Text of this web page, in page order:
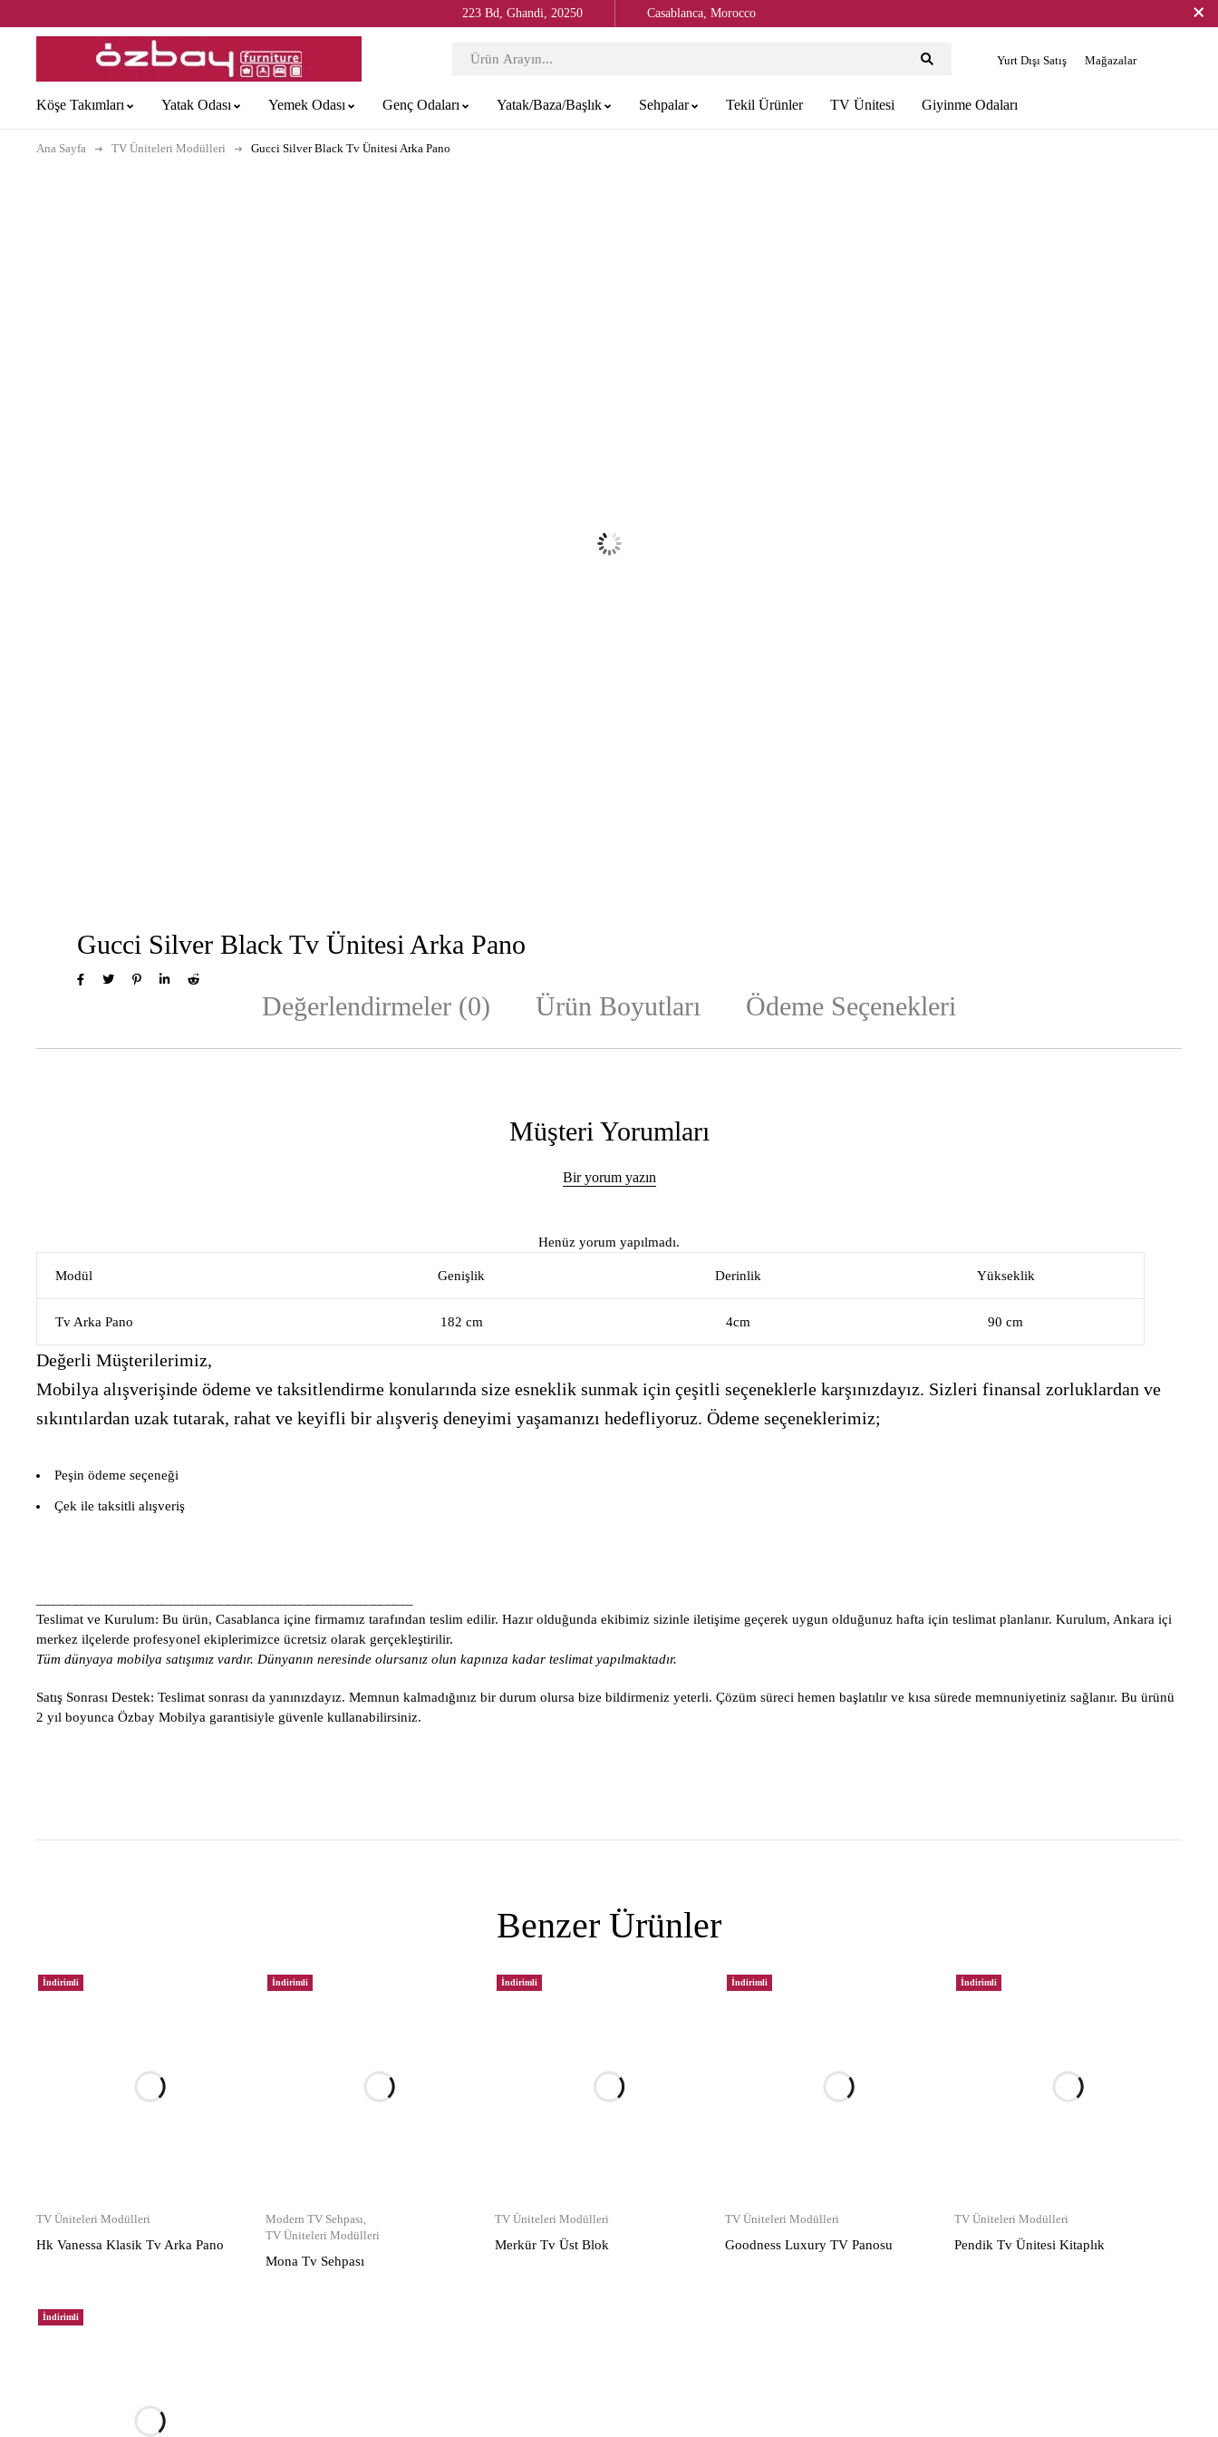
223 Bd, Ghandi, 20250 Casablanca, Morocco
Yurt Dışı Satış Mağazalar
Köşe Takımları Yatak Odası Yemek Odası Genç Odaları Yatak/Baza/Başlık Sehpalar Tekil Ürünler TV Ünitesi Giyinme Odaları
Ana Sayfa TV Üniteleri Modülleri Gucci Silver Black Tv Ünitesi Arka Pano
Gucci Silver Black Tv Ünitesi Arka Pano
Değerlendirmeler (0) Ürün Boyutları Ödeme Seçenekleri
Müşteri Yorumları
Bir yorum yazın
Henüz yorum yapılmadı.
Modül Genişlik Derinlik Yükseklik
Tv Arka Pano 182 cm 4cm 90 cm
Değerli Müşterilerimiz,
Mobilya alışverişinde ödeme ve taksitlendirme konularında size esneklik sunmak için çeşitli seçeneklerle karşınızdayız. Sizleri finansal zorluklardan ve
sıkıntılardan uzak tutarak, rahat ve keyifli bir alışveriş deneyimi yaşamanızı hedefliyoruz. Ödeme seçeneklerimiz;
Peşin ödeme seçeneği
Çek ile taksitli alışveriş
Teslimat ve Kurulum: Bu ürün, Casablanca içine firmamız tarafından teslim edilir. Hazır olduğunda ekibimiz sizinle iletişime geçerek uygun olduğunuz hafta için teslimat planlanır. Kurulum, Ankara içi
merkez ilçelerde profesyonel ekiplerimizce ücretsiz olarak gerçekleştirilir.
Tüm dünyaya mobilya satışımız vardır. Dünyanın neresinde olursanız olun kapınıza kadar teslimat yapılmaktadır.
Satış Sonrası Destek: Teslimat sonrası da yanınızdayız. Memnun kalmadığınız bir durum olursa bize bildirmeniz yeterli. Çözüm süreci hemen başlatılır ve kısa sürede memnuniyetiniz sağlanır. Bu ürünü
2 yıl boyunca Özbay Mobilya garantisiyle güvenle kullanabilirsiniz.
Benzer Ürünler
İndirimli
TV Üniteleri Modülleri
Hk Vanessa Klasik Tv Arka Pano
İndirimli
Modern TV Sehpası,
TV Üniteleri Modülleri
Mona Tv Sehpası
İndirimli
TV Üniteleri Modülleri
Merkür Tv Üst Blok
İndirimli
TV Üniteleri Modülleri
Goodness Luxury TV Panosu
İndirimli
TV Üniteleri Modülleri
Pendik Tv Ünitesi Kitaplık
İndirimli